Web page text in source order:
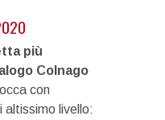
più
Colnago
con
altissimo livello: